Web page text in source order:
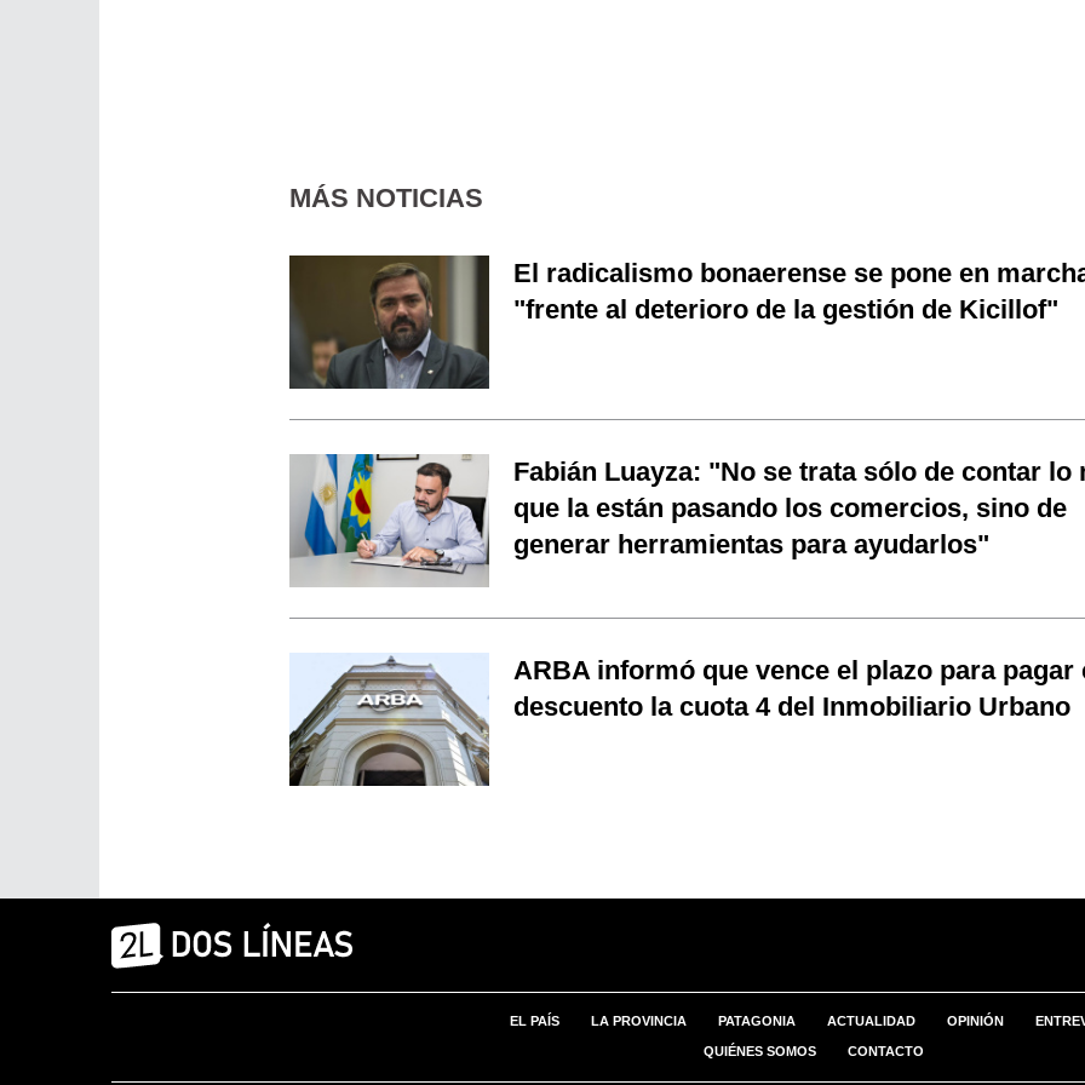
MÁS NOTICIAS
El radicalismo bonaerense se pone en
"frente al deterioro de la gestión de Kicillof"
Fabián Luayza: "No se trata sólo de contar lo
que la están pasando los comercios, sino de
generar herramientas para ayudarlos"
ARBA informó que vence el plazo para pagar
descuento la cuota 4 del Inmobiliario Urbano
EL PAÍS LA PROVINCIA PATAGONIA ACTUALIDAD OPINIÓN
QUIÉNES SOMOS CONTACTO